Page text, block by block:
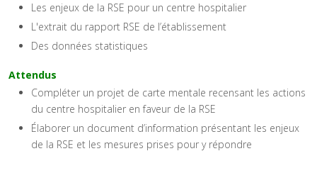
Les enjeux de la RSE pour un centre hospitalier
L'extrait du rapport RSE de l’établissement
Des données statistiques
Attendus
Compléter un projet de carte mentale recensant les actions
du centre hospitalier en faveur de la RSE
Élaborer un document d’information présentant les enjeux
de la RSE et les mesures prises pour y répondre